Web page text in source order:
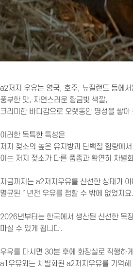
a2저지 우유는 영국, 호주, 뉴질랜드 등에서
풍부한 맛, 자연스러운 황금빛 색깔,
크리미한 바디감으로 오랫동안 명성을 쌓아
이러한 독특한 특성은
저지 젖소의 높은 유지방과 단백질 함량에
이는 저지 젖소가 다른 품종과 확연히 차별
지금까지는 a2저지우유를 신선한 상태가 아
멸균된 1년전 우유를 접할 수 밖에 없었지요.
2026년부터는 한국에서 생산된 신선한 목
마실 수 있게 됩니다.
우유를 마시면 30분 후에 화장실로 직행하
a1우유와는 차별화된 a2저지우유를 기억해